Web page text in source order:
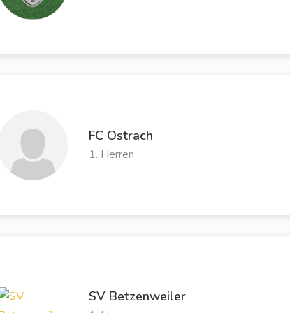
FC Ostrach
1. Herren
SV Betzenweiler